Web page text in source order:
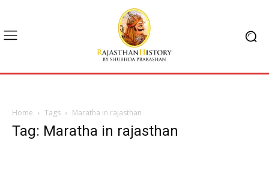
Home Tags Maratha in rajasthan
Tag: Maratha in rajasthan